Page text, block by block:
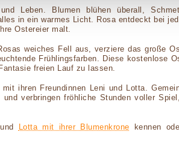
Leben. Blumen blühen überall,
in ein warmes Licht. Rosa entdeckt bei
Ostereier malt.
weiches Fell aus, verziere das große
Frühlingsfarben. Diese kostenlose
freien Lauf zu lassen.
ihren Freundinnen Leni und Lotta.
verbringen fröhliche Stunden voller
und Lotta mit ihrer Blumenkrone kennen